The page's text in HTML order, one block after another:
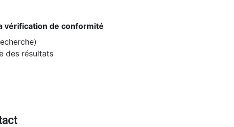
vérification de conformité
des résultats